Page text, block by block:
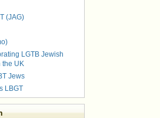
(JAG)
LGTB Jewish
the UK
Jews
LBGT